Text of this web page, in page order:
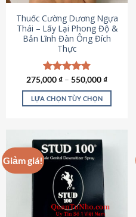
chọn
trên
trang
sản
phẩm
Thuốc Cường Dương Ngựa
Thái – Lấy Lại Phong Độ &
Bản Lĩnh Đàn Ông Đích
Thực
Được xếp
hạng4.87
5 sao
275,000₫ – 550,000₫
LỰA CHỌN TÙY CHỌN
có
nhiều
biến
thể.
Các
tùy
Giảm giá!